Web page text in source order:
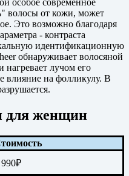
особое современное
волосы от кожи, может
Это возможно благодаря
- контраста
идентификационную
обнаруживает волосяной
нагревает лучом его
влияние на фолликулу. В
для женщин
990₽